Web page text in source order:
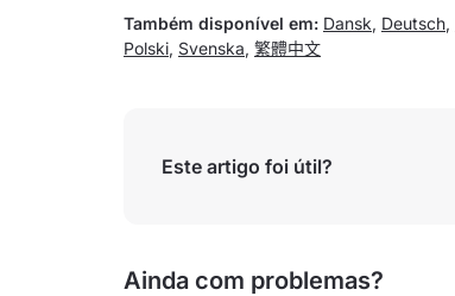
Também disponível em: Dansk, Deutsch,
Polski, Svenska, 繁體中文
Este artigo foi útil?
Ainda com problemas?